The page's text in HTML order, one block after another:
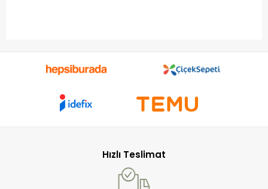
Hızlı Teslimat